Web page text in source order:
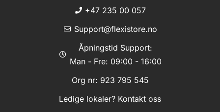
+47 235 00 057
Support@flexistore.no
Åpningstid Support:
Man - Fre: 09:00 - 16:00
Org nr: 923 795 545
Ledige lokaler? Kontakt oss